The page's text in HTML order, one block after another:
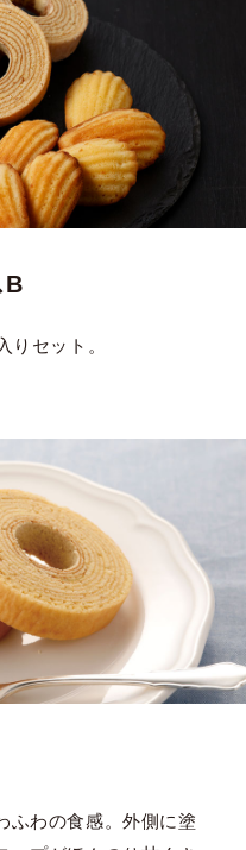
B
りセット。
ふわの食感。外側に塗